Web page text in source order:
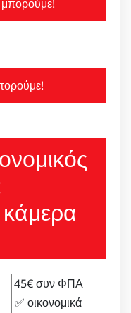
μπορούμε!
45€ συν ΦΠΑ
✅ οικονομικά